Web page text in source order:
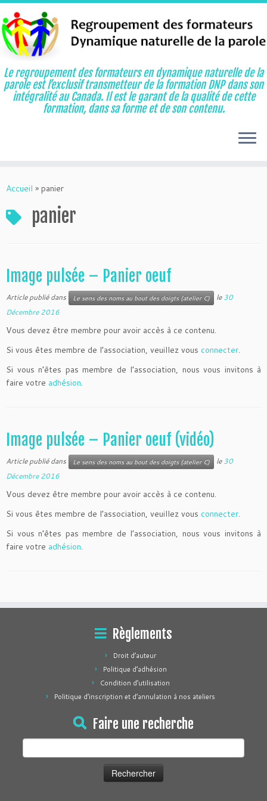
au
Le regroupement des formateurs en dynamique naturelle de la
parole est l’exclusif transmetteur de la formation DNP dans son
intégralité au Canada. Il est le garant de la qualité de cette
formation, dans sa forme et de son contenu.
Accueil » panier
panier
Image pulsée – Panier oeuf
Article publié dans Le sens des noms au bout des doigts (atelier C) le30
Décembre 2016
Vous devez être membre pour avoir accès à ce contenu.
Si vous êtes membre de l’association, veuillez vous connecter.
Si vous n’êtes pas membre de l’association, nous vous invitons à
faire votre adhésion.
Image pulsée – Panier oeuf (vidéo)
Article publié dans Le sens des noms au bout des doigts (atelier C) le30
Décembre 2016
Vous devez être membre pour avoir accès à ce contenu.
Si vous êtes membre de l’association, veuillez vous connecter.
Si vous n’êtes pas membre de l’association, nous vous invitons à
faire votre adhésion.
Règlements
Droit d’auteur
Politique d’adhésion
Condition d’utilisation
Politique d’inscription et d’annulation à nos ateliers
Faire une recherche